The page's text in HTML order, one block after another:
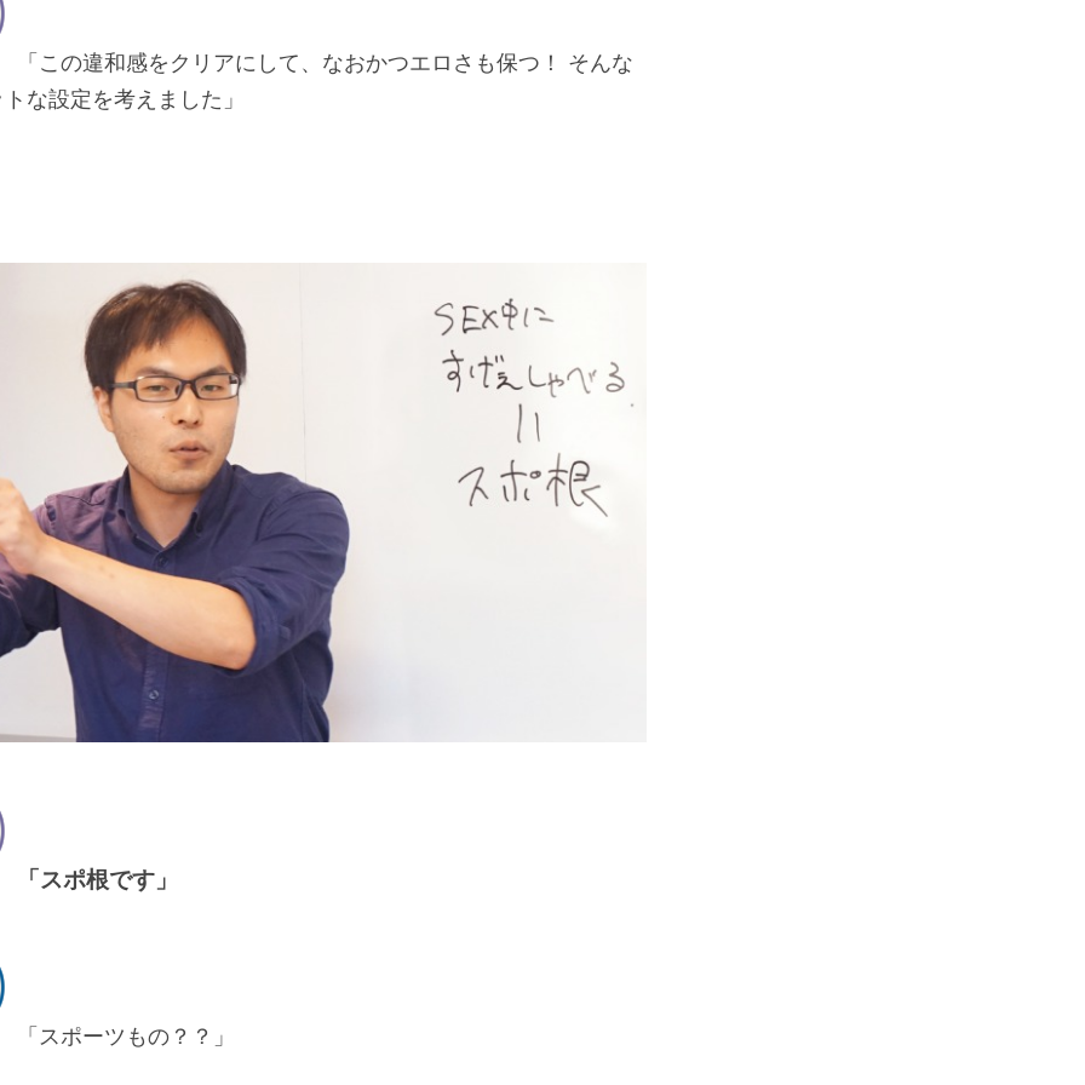
「この違和感をクリアにして、なおかつエロさも保つ！ そんな
な設定を考えました」
「スポ根です」
「スポーツもの？？」